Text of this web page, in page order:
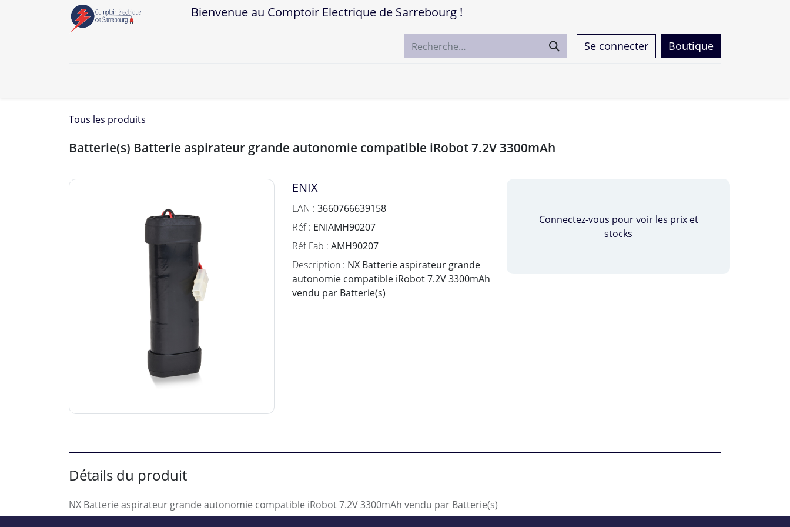
Bienvenue au Comptoir Electrique de Sarrebourg !
Se connecter Boutique
Tous les produits
Batterie(s) Batterie aspirateur grande autonomie compatible iRobot 7.2V 3300mAh
ENIX
EAN : 3660766639158
Réf : ENIAMH90207
Réf Fab : AMH90207
Description : NX Batterie aspirateur grande
autonomie compatible iRobot 7.2V 3300mAh
vendu par Batterie(s)
Connectez-vous pour voir les prix et
stocks
Détails du produit
NX Batterie aspirateur grande autonomie compatible iRobot 7.2V 3300mAh vendu par Batterie(s)